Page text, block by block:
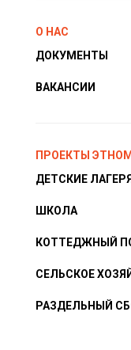
О НАС
ДОКУМЕНТЫ
ВАКАНСИИ
ПРОЕКТЫ
ДЕТСКИЕ ЛАГЕРЯ
ШКОЛА
КОТТЕДЖНЫЙ
СЕЛЬСКОЕ
РАЗДЕЛЬНЫЙ